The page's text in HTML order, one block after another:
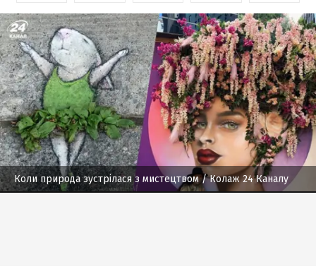
Коли природа зустрілася з мистецтвом/ Колаж 24 Каналу